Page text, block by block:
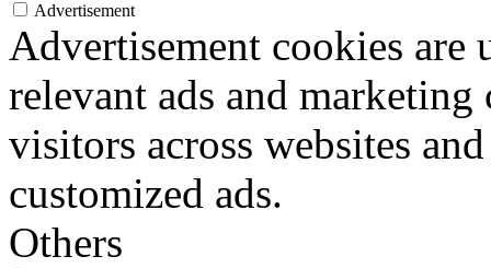
Advertisement
Advertisement cookies
relevant ads and marketing
visitors across websites
customized ads.
Others